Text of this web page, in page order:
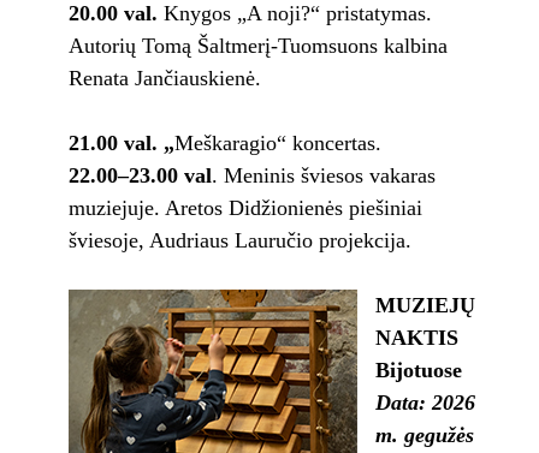
20.00 val. Knygos „A noji?“ pristatymas.
Autorių Tomą Šaltmerį-Tuomsuons kalbina
Renata Jančiauskienė.
21.00 val. „Meškaragio“ koncertas.
22.00–23.00 val. Meninis šviesos vakaras
muziejuje. Aretos Didžionienės piešiniai
šviesoje, Audriaus Lauručio projekcija.
MUZIEJŲ
NAKTIS
Bijotuose
Data: 2026
m. gegužės